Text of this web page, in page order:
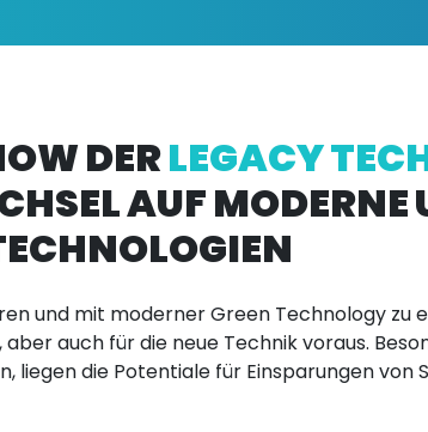
DERLEGACY
AUF MODERNE
und mit moderner Green Technology zu
auch für die neue Technik voraus.
liegen die Potentiale für Einsparungen von